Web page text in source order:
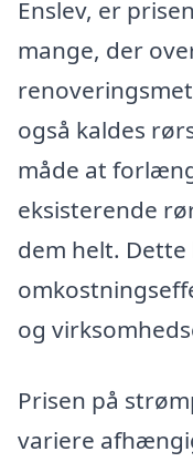
Enslev, er
mange, der
også kaldes
måde at
eksisterende
dem helt.
og
Prisen på
variere